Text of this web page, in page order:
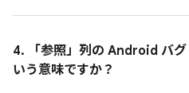
4. 「参照」 列の Android バグ
いう意味ですか？